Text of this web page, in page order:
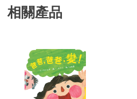
相關產品